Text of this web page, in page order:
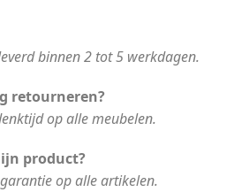
binnen 2 tot 5 werkdagen.
retourneren?
op alle meubelen.
product?
op alle artikelen.